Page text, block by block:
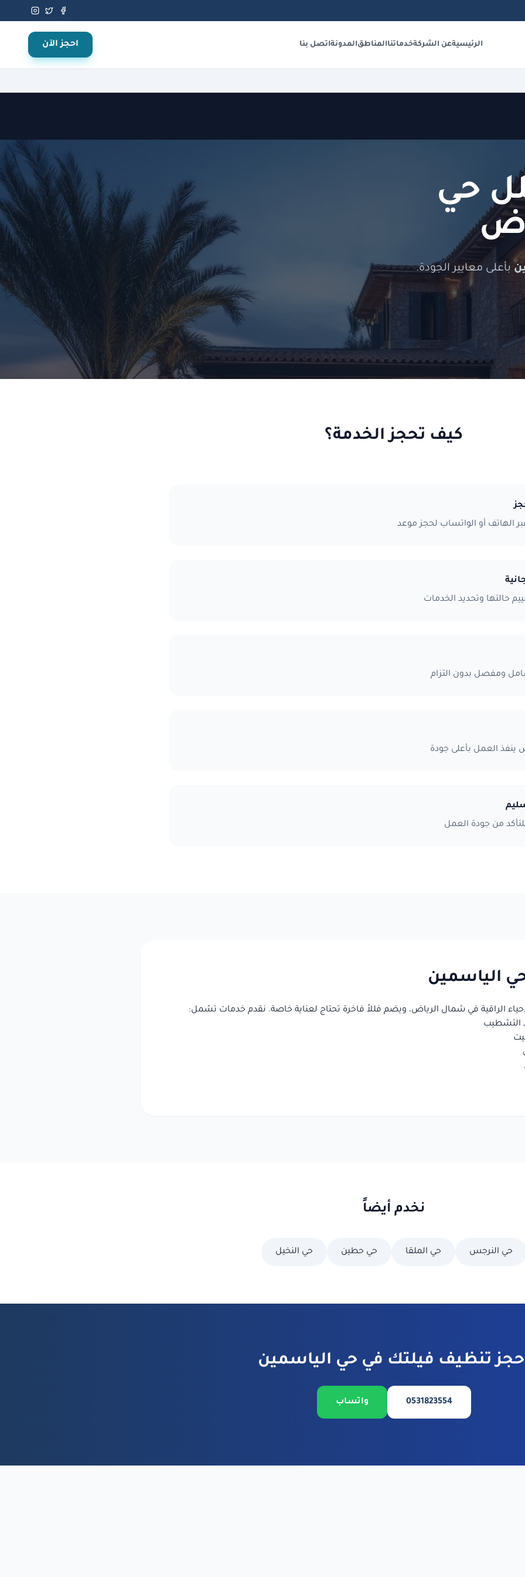
الرئيسيةعن الشركةخدماتناالمناطقالمدونةاتصل بنا احجز الآن
حي
بأعلى معايير الجودة.
كيف تحجز الخدمة؟
الهاتف أو الواتساب لحجز موعد
حالتها وتحديد الخدمات
ومفصل بدون التزام
العمل بأعلى جودة
من جودة العمل
الياسمين
الراقية في شمال الرياض، ويضم فللاً فاخرة تحتاج لعناية خاصة. نقدم خدمات تشمل:
التشطيب
نخدم أيضاً
حي النرجس حي الملقا حي حطين حي النخيل
تنظيف فيلتك في حي الياسمين
0531823554 واتساب